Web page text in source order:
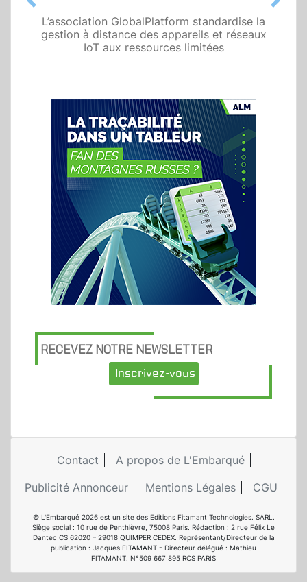
L’association GlobalPlatform standardise la
gestion à distance des appareils et réseaux
IoT aux ressources limitées
Previous Next
RECEVEZ NOTRE NEWSLETTER
Inscrivez-vous
Contact
A propos de L'Embarqué
Publicité Annonceur
Mentions Légales CGU
© L'Embarqué 2026 est un site des Editions Fitamant Technologies. SARL.
Siège social : 10 rue de Penthièvre, 75008 Paris. Rédaction : 2 rue Félix Le
Dantec CS 62020 – 29018 QUIMPER CEDEX. Représentant/Directeur de la
publication : Jacques FITAMANT - Directeur délégué : Mathieu
FITAMANT. N°509 667 895 RCS PARIS